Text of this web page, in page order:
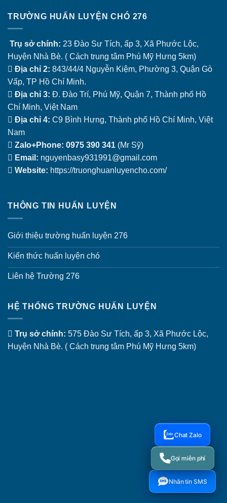
TRƯỜNG HUẤN LUYỆN CHÓ 276
Trụ sở chính: 23 Đào Sư Tích, ấp 3, Xã Phước Lộc,
Huyện Nhà Bè. ( Cách trung tâm Phú Mỹ Hưng 5km)
Địa chỉ 2: 843/44/4 Nguyễn Kiệm, Phường 3, Quận Gò
Vấp, TP Hồ Chí Minh.
Địa chỉ 3: Đ. Đào Trí, Phú Mỹ, Quận 7, Thành phố Hồ
Chí Minh, Việt Nam
Địa chỉ 4: C9 Bình Hưng, Thành phố Hồ Chí Minh, Việt
Nam
Zalo+Phone: 0975 390 341 (Mr Sỹ)
Email: nguyenbasy931991@gmail.com
Website: https://truonghuanluyencho.com/
THÔNG TIN HUẤN LUYỆN
Giới thiệu trường huấn luyện 276
Kiến thức huấn luyện chó
Liên hệ Trường 276
HỆ THỐNG TRƯỜNG HUẤN LUYỆN
Trụ sở chính: 575 Đào Sư Tích, ấp 3, Xã Phước Lộc,
Huyện Nhà Bè. ( Cách trung tâm Phú Mỹ Hưng 5km)
Chat Zalo
Gọi miễn phí
Nhắn tin SMS